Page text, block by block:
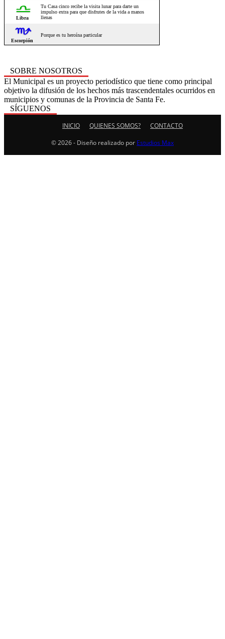
SOBRE NOSOTROS
El Municipal es un proyecto periodístico que tiene como principal
objetivo la difusión de los hechos más trascendentales ocurridos en
municipios y comunas de la Provincia de Santa Fe.
SÍGUENOS
INICIO
QUIENES SOMOS?
CONTACTO
© 2026 - Diseño realizado por Estudios Max